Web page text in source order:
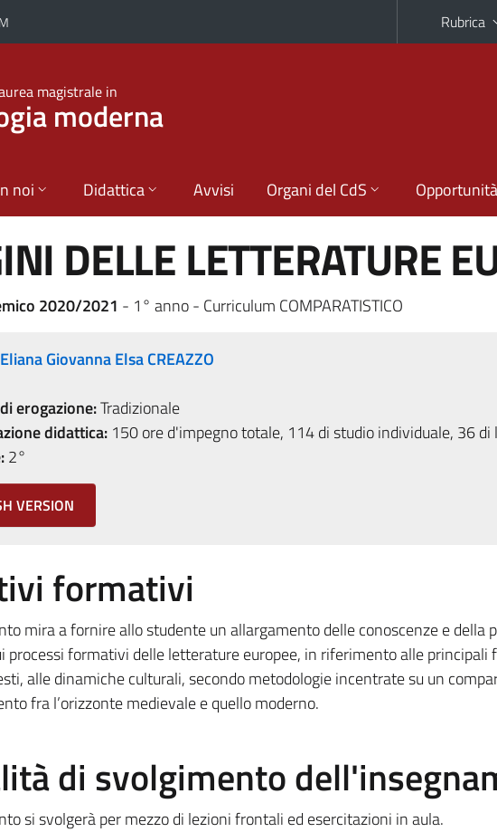
Rubrica
magistrale in
moderna
noi Didattica Avvisi Organi del CdS Opportunità
DELLE LETTERATURE
2020/2021 - 1° anno - Curriculum COMPARATISTICO
Eliana Giovanna Elsa CREAZZO
erogazione:Tradizionale
didattica:150 ore d'impegno totale, 114 di studio individuale, 36
2°
VERSION
formativi
mira a fornire allo studente un allargamento delle conoscenze e della
processi formativi delle letterature europee, in riferimento alle principali
alle dinamiche culturali, secondo metodologie incentrate su un
fra l’orizzonte medievale e quello moderno.
di svolgimento
si svolgerà per mezzo di lezioni frontali ed esercitazioni in aula.